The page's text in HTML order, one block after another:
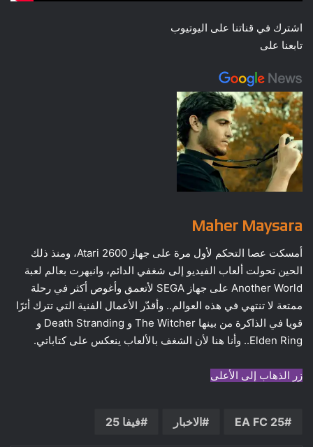
اشترك في قناتنا على اليوتيوب
تابعنا على
Maher Maysara
أمسكت عصا التحكم لأول مرة على جهاز Atari 2600، ومنذ ذلك
الحين تحولت ألعاب الفيديو إلى شغفي الدائم، وانبهرت بعالم لعبة
Another World على جهاز SEGA لأتعمق وأغوص أكثر في رحلة
ممتعة لا تنتهي في هذه العوالم.. وأقدّر الأعمال الفنية التي تترك أثرًا
قويا في الذاكرة من بينها The Witcher و Death Stranding و
Elden Ring.. وأنا هنا لأن الشغف بالألعاب ينعكس على كتاباتي.
زر الذهاب إلى الأعلى
EA FC 25 الاخبار فيفا 25